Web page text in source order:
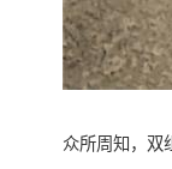
众所周知，双